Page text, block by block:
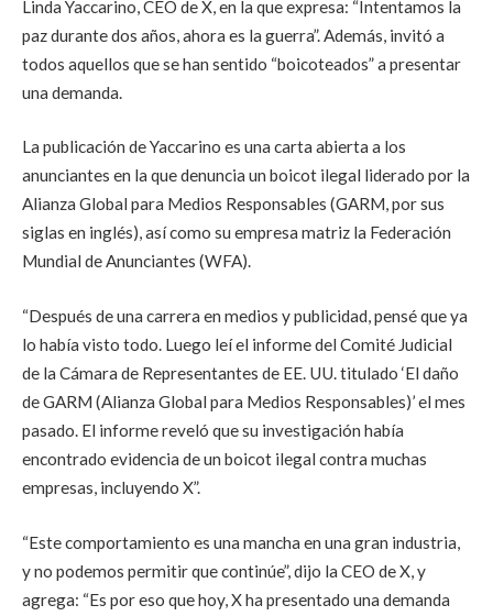
Linda Yaccarino, CEO de X, en la que expresa: “Intentamos la
paz durante dos años, ahora es la guerra”. Además, invitó a
todos aquellos que se han sentido “boicoteados” a presentar
una demanda.
La publicación de Yaccarino es una carta abierta a los
anunciantes en la que denuncia un boicot ilegal liderado por la
Alianza Global para Medios Responsables (GARM, por sus
siglas en inglés),así como su empresa matriz la Federación
Mundial de Anunciantes (WFA).
“Después de una carrera en medios y publicidad, pensé que ya
lo había visto todo. Luego leí el informe del Comité Judicial
de la Cámara de Representantes de EE. UU. titulado ‘El daño
de GARM (Alianza Global para Medios Responsables)’ el mes
pasado. El informe reveló que su investigación había
encontrado evidencia de un boicot ilegal contra muchas
empresas, incluyendo X”.
“Este comportamiento es una mancha en una gran industria,
y no podemos permitir que continúe”, dijo la CEO de X, y
agrega: “Es por eso que hoy, X ha presentado una demanda